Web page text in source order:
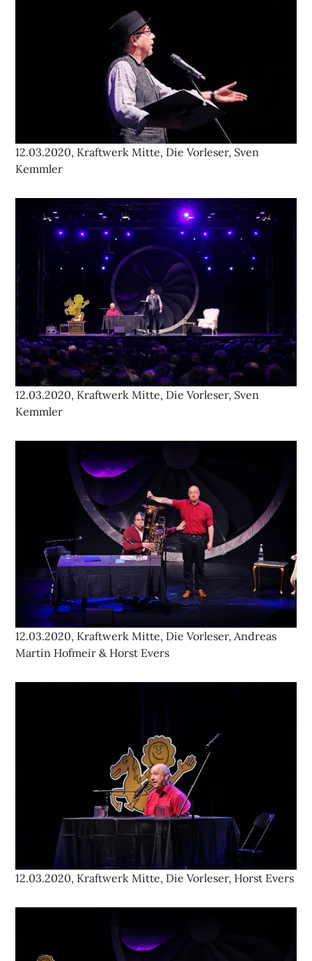
12.03.2020, Kraftwerk Mitte, Die Vorleser, Sven
Kemmler
12.03.2020, Kraftwerk Mitte, Die Vorleser, Sven
Kemmler
12.03.2020, Kraftwerk Mitte, Die Vorleser, Andreas
Martin Hofmeir & Horst Evers
12.03.2020, Kraftwerk Mitte, Die Vorleser, Horst Evers